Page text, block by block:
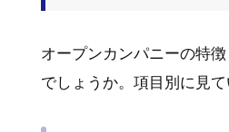
オープンカンパニーの特
でしょうか。項目別に見て